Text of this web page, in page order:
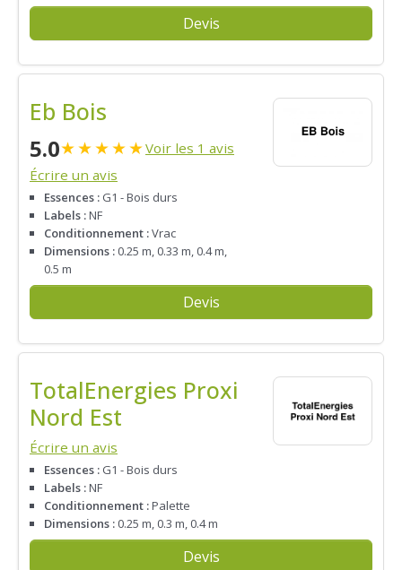
Devis
Eb Bois
5.0★★★★★Voir les 1 avis
Écrire un avis
Essences : G1 - Bois durs
Labels :NF
Conditionnement :Vrac
Dimensions : 0.25 m, 0.33 m, 0.4 m,
0.5 m
Devis
TotalEnergies Proxi
Nord Est
Écrire un avis
Essences : G1 - Bois durs
Labels :NF
Conditionnement :Palette
Dimensions : 0.25 m, 0.3 m, 0.4 m
Devis